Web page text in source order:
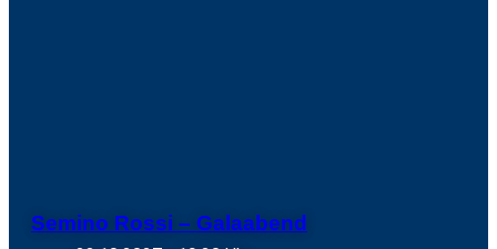
Semino Rossi – Galaabend